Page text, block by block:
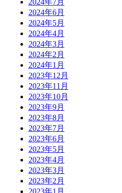
2024年7月
2024年6月
2024年5月
2024年4月
2024年3月
2024年2月
2024年1月
2023年12月
2023年11月
2023年10月
2023年9月
2023年8月
2023年7月
2023年6月
2023年5月
2023年4月
2023年3月
2023年2月